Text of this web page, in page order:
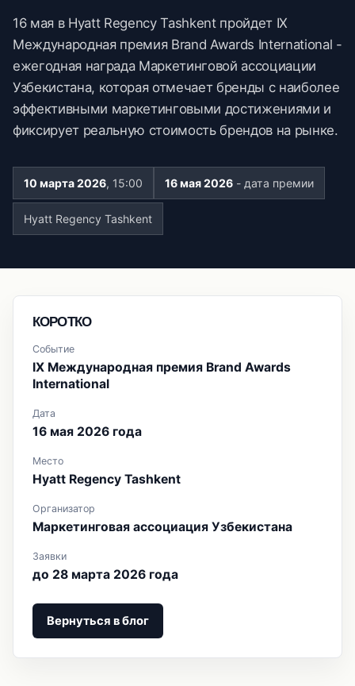
16 мая в Hyatt Regency Tashkent пройдет IX
Международная премия Brand Awards International -
ежегодная награда Маркетинговой ассоциации
Узбекистана, которая отмечает бренды с наиболее
эффективными маркетинговыми достижениями и
фиксирует реальную стоимость брендов на рынке.
10 марта 2026, 15:00 16 мая 2026 - дата премии
Hyatt Regency Tashkent
КОРОТКО
Событие
IX Международная премия Brand Awards
International
Дата
16 мая 2026 года
Место
Hyatt Regency Tashkent
Организатор
Маркетинговая ассоциация Узбекистана
Заявки
до 28 марта 2026 года
Вернуться в блог